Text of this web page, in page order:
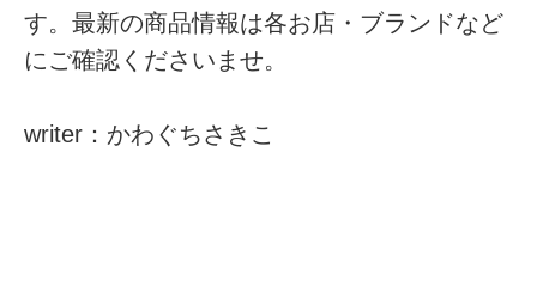
す。最新の商品情報は各お店・ブランドなど
にご確認くださいませ。
writer：かわぐちさきこ